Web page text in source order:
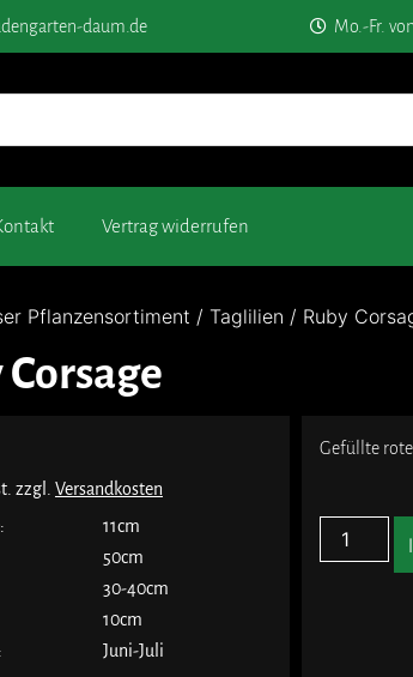
daum.de Mo.-Fr.
Vertrag widerrufen
Pflanzensortiment / Taglilien / Ruby
Corsage
zzgl. Versandkosten
11cm
50cm
30-40cm
10cm
Juni-Juli
Gefüllte